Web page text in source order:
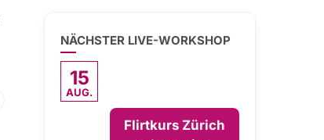
NÄCHSTER LIVE-WORKSHOP
15
AUG.
Flirtkurs Zürich